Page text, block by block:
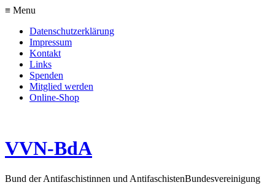
≡ Menu
Datenschutzerklärung
Impressum
Kontakt
Links
Spenden
Mitglied werden
Online-Shop
VVN-BdA
Bund der Antifaschistinnen und AntifaschistenBundesvereinigung